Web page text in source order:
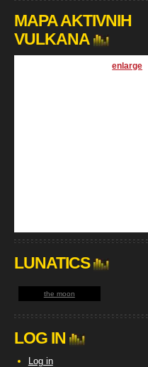
MAPA AKTIVNIH
VULKANA
[enlarge
LUNATICS
the moon
LOG IN
Log in